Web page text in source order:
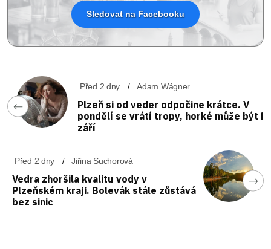
Sledovat na Facebooku
Před 2 dny Adam Wágner
Plzeň si od veder odpočine krátce. V
pondělí se vrátí tropy, horké může být i
září
Před 2 dny Jiřina Suchorová
Vedra zhoršila kvalitu vody v
Plzeňském kraji. Bolevák stále zůstává
bez sinic